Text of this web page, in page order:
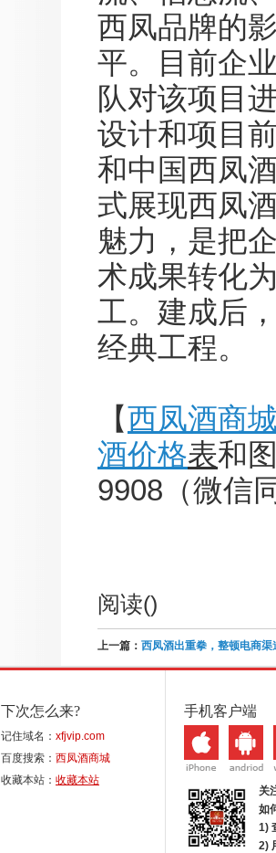
西凤品牌的
平。目前企
队对该项目
设计和项目
和中国西凤
式展现西凤
魅力，是把
术成果转化
工。建成后
经典工程。
【西凤酒商
酒价格表和
9908（微信
阅读()
上一篇： 西凤酒出重拳，整顿电商渠
下次怎么来?
记住域名： xfjvip.com
百度搜索： 西凤酒商城
收藏本站： 收藏本站
手机客户端
关
如
1)
2)